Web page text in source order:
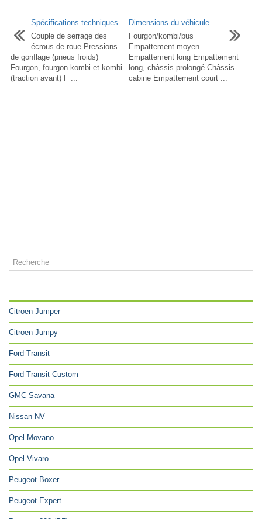
Spécifications techniques
Couple de serrage des
écrous de roue Pressions
de gonflage (pneus froids)
Fourgon, fourgon kombi et kombi
(traction avant) F ...
Dimensions du véhicule
Fourgon/kombi/bus
Empattement moyen
Empattement long Empattement
long, châssis prolongé Châssis-
cabine Empattement court ...
Citroen Jumper
Citroen Jumpy
Ford Transit
Ford Transit Custom
GMC Savana
Nissan NV
Opel Movano
Opel Vivaro
Peugeot Boxer
Peugeot Expert